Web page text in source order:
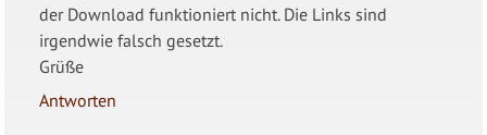
der Download funktioniert nicht. Die Links sind
irgendwie falsch gesetzt.
Grüße
Antworten